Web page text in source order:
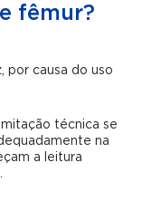
fêmur?
por causa do uso
técnica se
na
a leitura